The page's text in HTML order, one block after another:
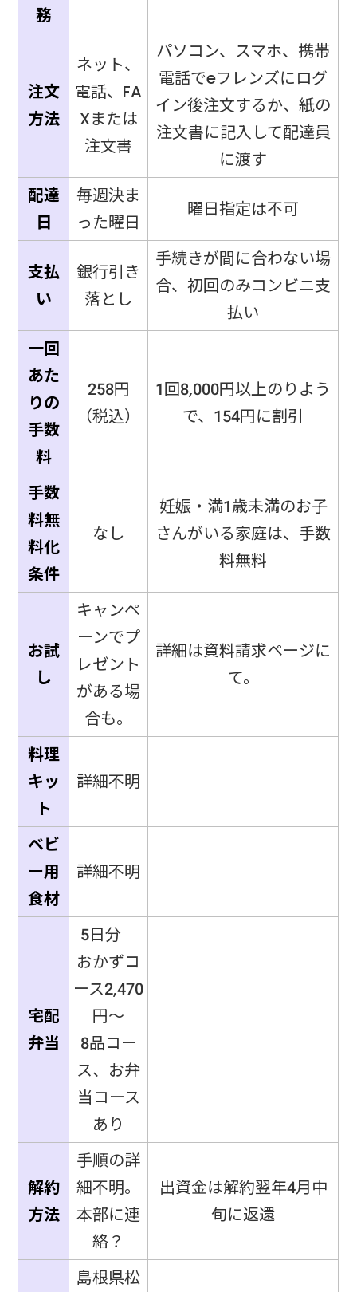
務
注文
方法
ネット、
電話、FA
Xまたは
注文書
パソコン、スマホ、携帯
電話でeフレンズにログ
イン後注文するか、紙の
注文書に記入して配達員
に渡す
配達
日
毎週決ま
った曜日
曜日指定は不可
支払
い
銀行引き
落とし
手続きが間に合わない場
合、初回のみコンビニ支
払い
一回
あた
りの
手数
料
258円
（税込）
1回8,000円以上のりよう
で、154円に割引
手数
料無
料化
条件
なし
妊娠・満1歳未満のお子
さんがいる家庭は、手数
料無料
お試
し
キャンペ
ーンでプ
レゼント
がある場
合も。
詳細は資料請求ページに
て。
料理
キッ
ト
詳細不明
ベビ
ー用
食材
詳細不明
宅配
弁当
5日分
おかずコ
ース2,470
円～
8品コー
ス、お弁
当コース
あり
解約
方法
手順の詳
細不明。
本部に連
絡？
出資金は解約翌年4月中
旬に返還
島根県松